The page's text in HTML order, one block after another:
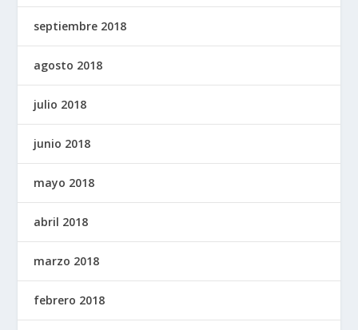
septiembre 2018
agosto 2018
julio 2018
junio 2018
mayo 2018
abril 2018
marzo 2018
febrero 2018